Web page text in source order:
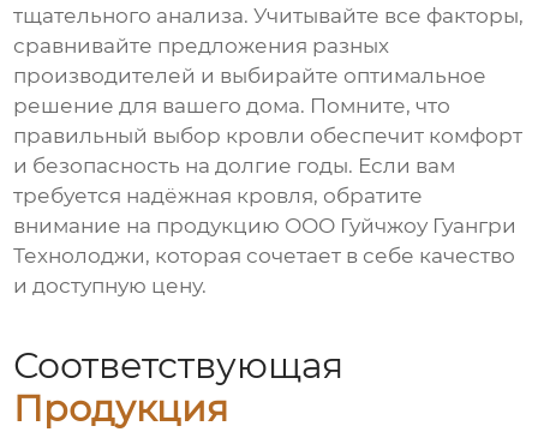
тщательного анализа. Учитывайте все факторы,
сравнивайте предложения разных
производителей и выбирайте оптимальное
решение для вашего дома. Помните, что
правильный выбор кровли обеспечит комфорт
и безопасность на долгие годы. Если вам
требуется надёжная кровля, обратите
внимание на продукцию ООО Гуйчжоу Гуангри
Технолоджи, которая сочетает в себе качество
и доступную цену.
Соответствующая
Продукция